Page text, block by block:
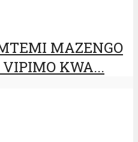
MAZENGO
KWA...